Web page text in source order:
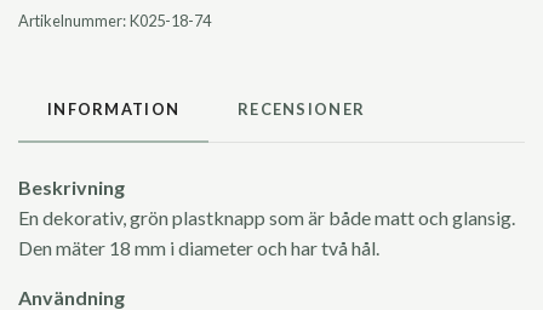
Artikelnummer:K025-18-74
INFORMATION RECENSIONER
Beskrivning
En dekorativ, grön plastknapp som är både matt och glansig.
Den mäter 18 mm i diameter och har två hål.
Användning